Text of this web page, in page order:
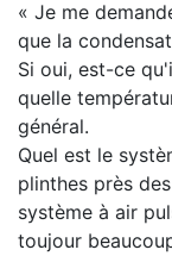
« Je me
que la
Si oui, est-ce
quelle
général.
Quel est le
plinthes près
système à air
toujour